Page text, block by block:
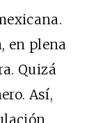
en plena
Quizá
Así,